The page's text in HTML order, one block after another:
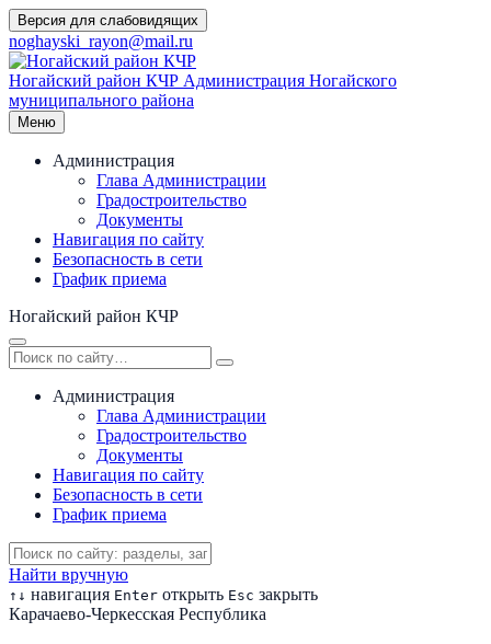
Перейти
к
содержимому
Версия для слабовидящих
noghayski_rayon@mail.ru
Ногайский район КЧР Администрация Ногайского
муниципального района
Меню
Администрация
Глава Администрации
Градостроительство
Документы
Навигация по сайту
Безопасность в сети
График приема
Ногайский район КЧР
Администрация
Глава Администрации
Градостроительство
Документы
Навигация по сайту
Безопасность в сети
График приема
Найти вручную
↑ ↓ навигация Enter открыть Esc закрыть
Карачаево-Черкесская Республика